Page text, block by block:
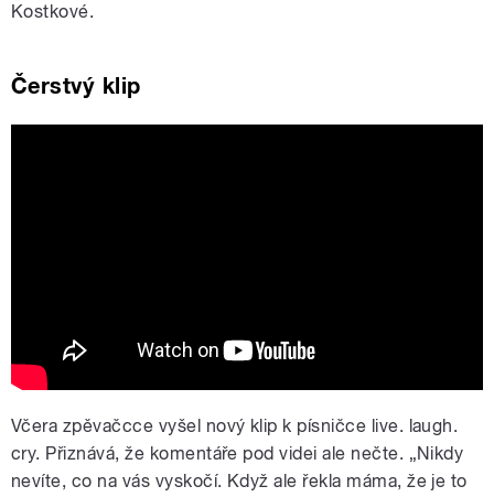
Kostkové.
Čerstvý klip
Včera zpěvačcce vyšel nový klip k písničce live. laugh.
cry. Přiznává, že komentáře pod videi ale nečte. „Nikdy
nevíte, co na vás vyskočí. Když ale řekla máma, že je to